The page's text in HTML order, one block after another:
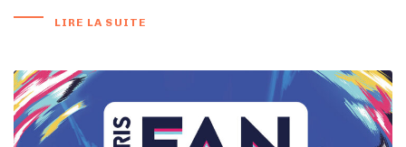
LIRE LA SUITE